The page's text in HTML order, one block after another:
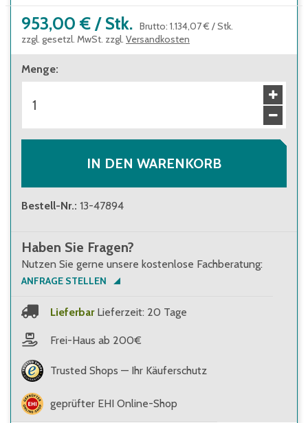
953,00 € / Stk. Brutto: 1.134,07 € /Stk.
zzgl. gesetzl. MwSt. zzgl. Versandkosten
Menge:
IN DEN WARENKORB
Bestell-Nr.: 13-47894
Haben Sie Fragen?
Nutzen Sie gerne unsere kostenlose Fachberatung:
ANFRAGE STELLEN
Lieferbar Lieferzeit: 20 Tage
Frei-Haus ab 200€
Trusted Shops — Ihr Käuferschutz
geprüfter EHI Online-Shop